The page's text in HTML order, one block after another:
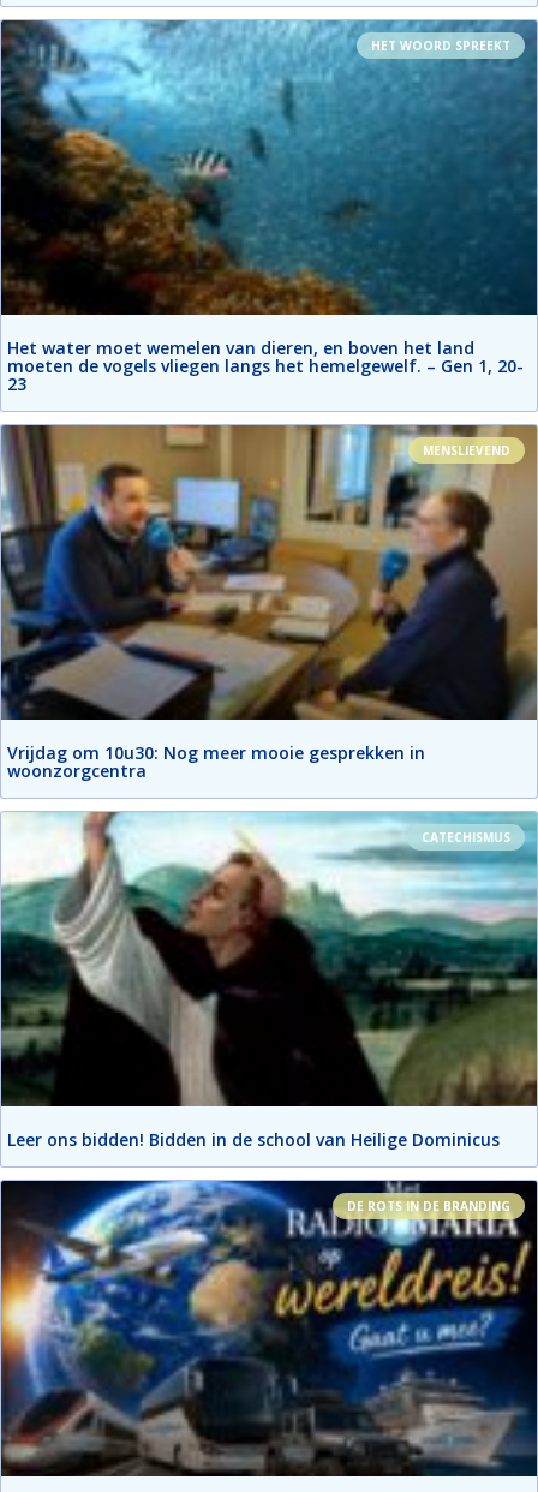
HET WOORD SPREEKT
Het water moet wemelen van dieren, en boven het land
moeten de vogels vliegen langs het hemelgewelf. – Gen 1, 20-
23
MENSLIEVEND
Vrijdag om 10u30: Nog meer mooie gesprekken in
woonzorgcentra
CATECHISMUS
Leer ons bidden! Bidden in de school van Heilige Dominicus
DE ROTS IN DE BRANDING